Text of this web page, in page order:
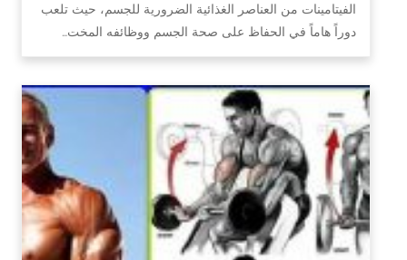
الفيتامينات من العناصر الغذائية الضرورية للجسم، حيث تلعب
دوراً هاماً في الحفاظ على صحة الجسم ووظائفه المخت…